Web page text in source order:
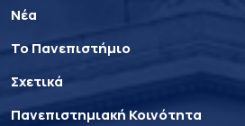
Νέα
Το Πανεπιστήμιο
Σχετικά
Πανεπιστημιακή Κοινότητα